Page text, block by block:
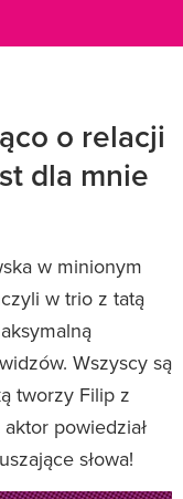
o relacji
dla mnie
w minionym
w trio z tatą
Wszyscy są
tworzy Filip z
powiedział
słowa!